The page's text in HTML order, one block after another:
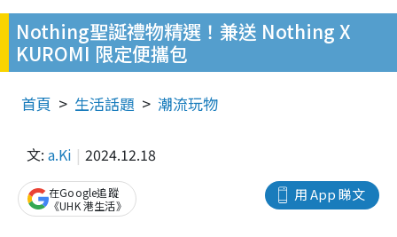
Nothing聖誕禮物精選！兼送 Nothing X
KUROMI 限定便攜包
首頁 生活話題 潮流玩物
文: a.Ki 2024.12.18
用 App 睇文
在Google追蹤
《UHK 港生活》